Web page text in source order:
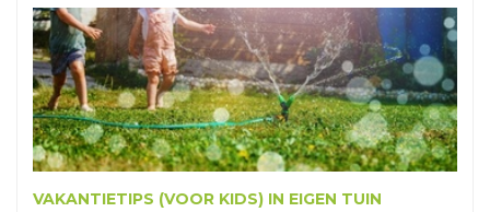
VAKANTIETIPS (VOOR KIDS) IN EIGEN TUIN